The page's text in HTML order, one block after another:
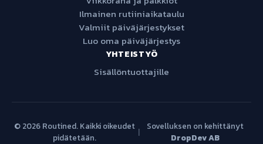
Ilmainen rutiiniaikataulu
Valmiit päiväjärjestykset
Luo oma päiväjärjestys
YHTEISTYÖ
Sisällöntuottajille
© 2026 Routined. Kaikki oikeudet
pidätetään.
|
Sovelluksen on kehittänyt
DropDev AB